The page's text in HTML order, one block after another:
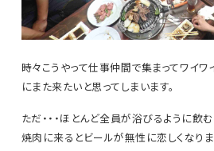
時々こうやって仕事仲間で集まってワイワ
にまた来たいと思ってしまいます。
ただ・・・ほとんど全員が浴びるように飲
焼肉に来るとビールが無性に恋しくなりま